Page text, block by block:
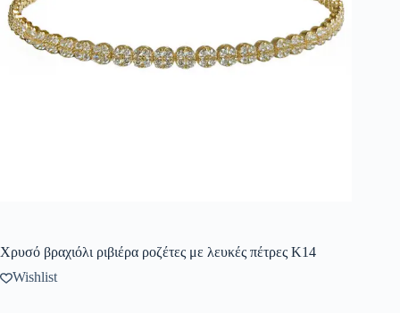
Χρυσό βραχιόλι ριβιέρα ροζέτες με λευκές πέτρες Κ14
Wishlist